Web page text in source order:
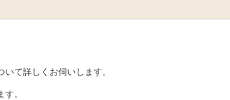
て詳しくお伺いします。
。